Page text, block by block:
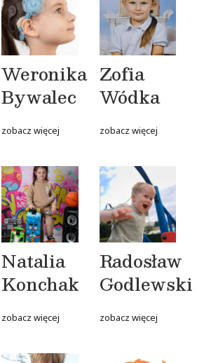
Weronika
Bywalec
zobacz więcej
Zofia
Wódka
zobacz więcej
Natalia
Konchak
zobacz więcej
Radosław
Godlewski
zobacz więcej